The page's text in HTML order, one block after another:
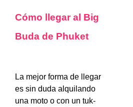
Cómo llegar al Big
Buda de Phuket
La mejor forma de llegar
es sin duda alquilando
una moto o con un tuk-